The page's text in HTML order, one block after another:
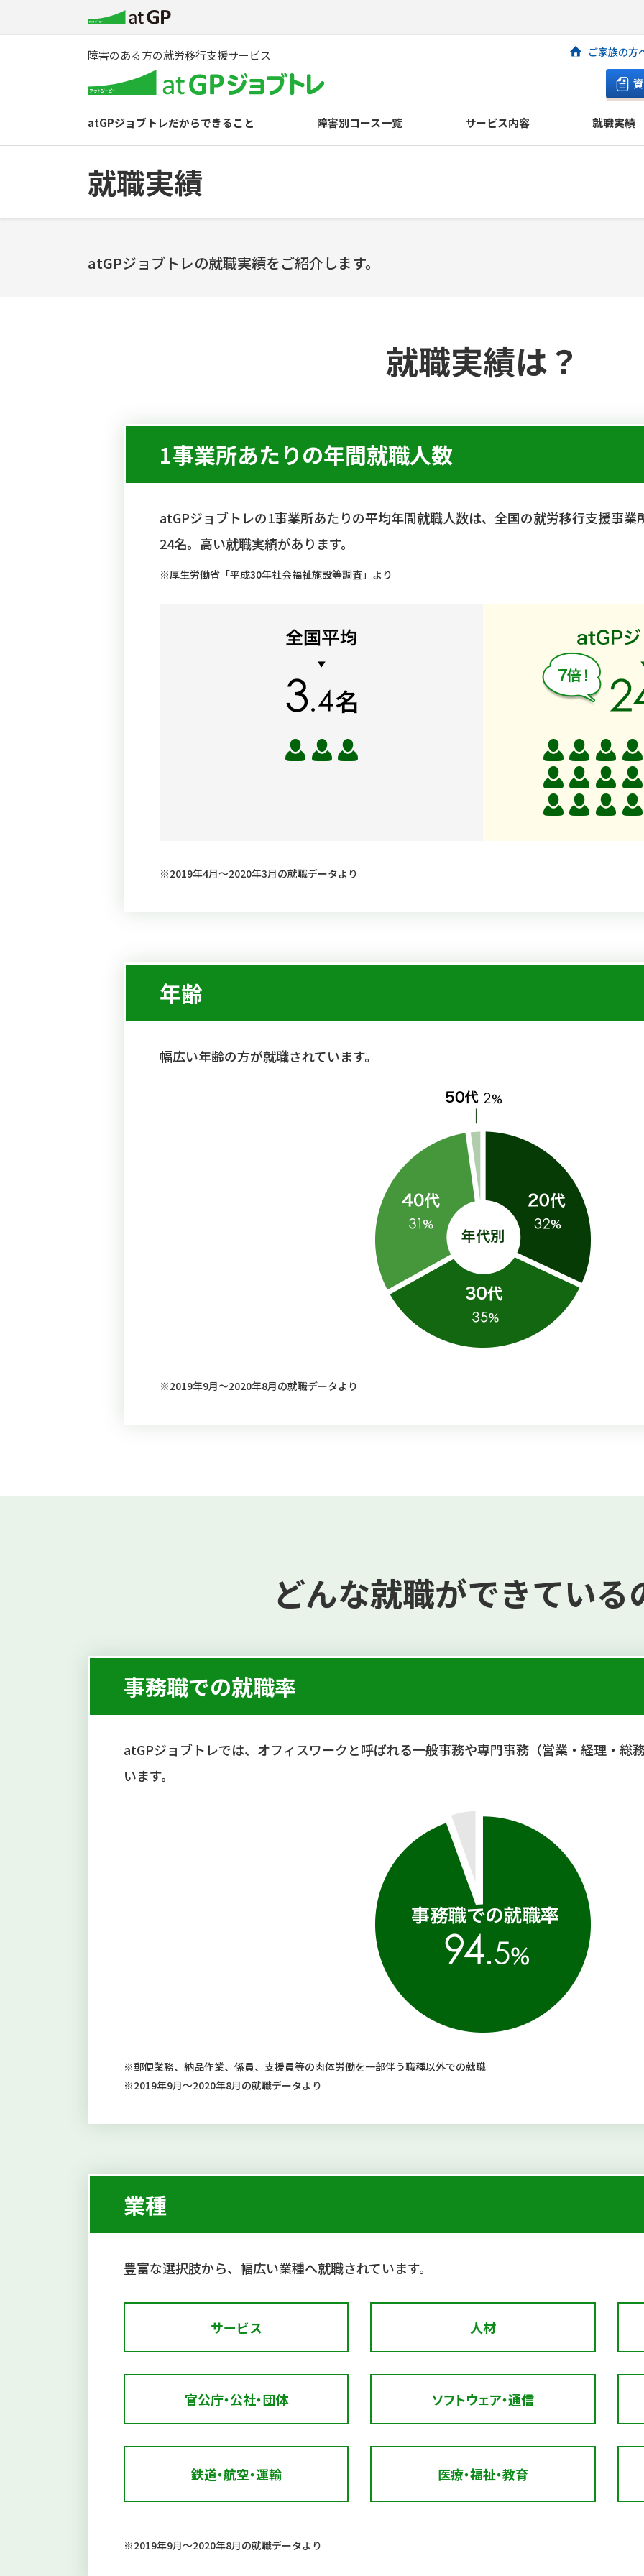
障害のある方の就労移行支援サービス ご家族の方
atGPジョブトレだからできること 障害別コース一覧 サービス内容 就職実績
就職実績
atGPジョブトレの就職実績をご紹介します。
就職実績は？
1事業所あたりの年間就職人数
atGPジョブトレの1事業所あたりの平均年間就職人数は、全国の就労移行支援事
24名。 高い就職実績があります。
※厚生労働省「平成30年社会福祉施設等調査」より
※2019年4月～2020年3月の就職データより
年齢
幅広い年齢の方が就職されています。
※2019年9月～2020年8月の就職データより
どんな就職ができている
事務職での就職率
atGPジョブトレでは、オフィスワークと呼ばれる一般事務や専門事務（営業・経理・総
います。
※郵便業務、納品作業、係員、支援員等の肉体労働を一部伴う職種以外での就職
※2019年9月～2020年8月の就職データより
業種
豊富な選択肢から、幅広い業種へ就職されています。
サービス 人材
官公庁・公社・団体 ソフトウェア・通信
鉄道・航空・運輸 医療・福祉・教育
※2019年9月～2020年8月の就職データより